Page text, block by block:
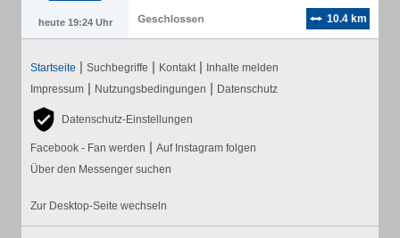
heute 19:24 Uhr 10.4 km
Startseite | Suchbegriffe | Kontakt | Inhalte melden
Impressum | Nutzungsbedingungen | Datenschutz
Datenschutz-Einstellungen
Facebook - Fan werden | Auf Instagram folgen
Über den Messenger suchen
Zur Desktop-Seite wechseln